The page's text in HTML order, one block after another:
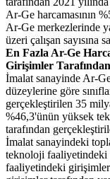
Ar-Ge harcamasının
Ar-Ge merkezlerinde
üzeri çalışan sayısına
En Fazla Ar-Ge
Girişimler Tarafından
İmalat sanayinde Ar-
düzeylerine göre
gerçekleştirilen 35
%46,3'ünün yüksek
tarafından
İmalat sanayindeki
teknoloji faaliyetindeki
faaliyetindeki